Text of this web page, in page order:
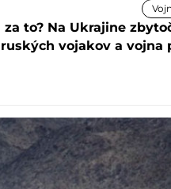
to? Na Ukrajine
vojakov a vojna